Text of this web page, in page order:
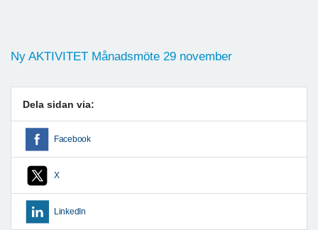
Ny AKTIVITET Månadsmöte 29 november
Dela sidan via:
Facebook
X
LinkedIn